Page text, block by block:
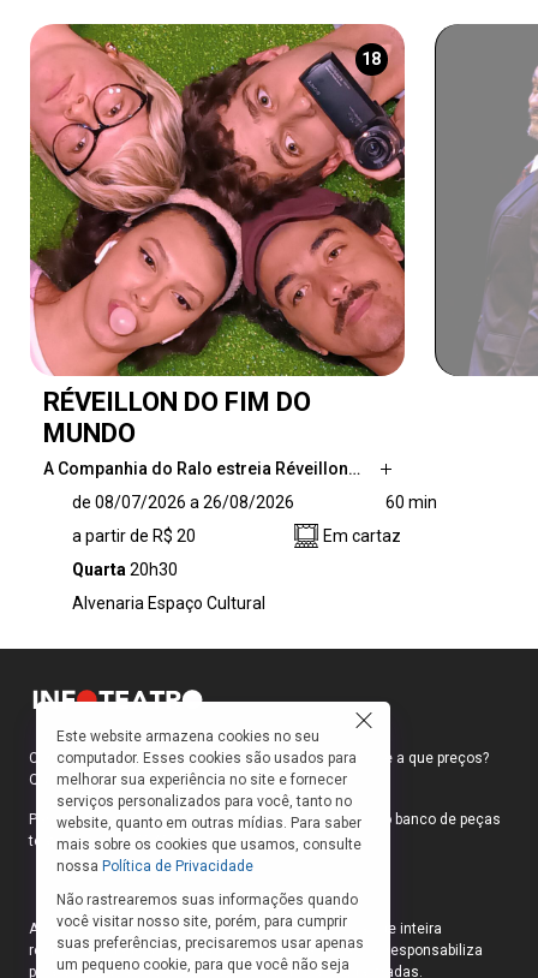
18
RÉVEILLON DO FIM DO
MUNDO
A Companhia do Ralo estreia Réveillon…
Do Mundo, comédia que aborda a dificuldade
de viver além dos próprios problemas e o valor
da empatia Partindo de uma narrativa na qual
churrasqueiro na tentativa de celebrar seu
de 08/07/2026 a 26/08/2026
60 min
a partir de R$ 20
Em cartaz
Quarta 20h30
Alvenaria Espaço Cultural
Como faço para ir ao teatro? Onde compro ingressos e a que preços?
Quais peças estão em cartaz?
Para responder a essas e outras perguntas, criamos o banco de peças
teatrais do INFOTEATRO.
As informações das peças cadastradas no site são de inteira
responsabilidade das produções. O Infoteatro não se responsabiliza
pela atualização das informações das peças cadastradas.
Este website armazena cookies no seu
computador. Esses cookies são usados para
melhorar sua experiência no site e fornecer
serviços personalizados para você, tanto no
website, quanto em outras mídias. Para saber
mais sobre os cookies que usamos, consulte
nossa Política de Privacidade
Não rastrearemos suas informações quando
você visitar nosso site, porém, para cumprir
suas preferências, precisaremos usar apenas
um pequeno cookie, para que você não seja